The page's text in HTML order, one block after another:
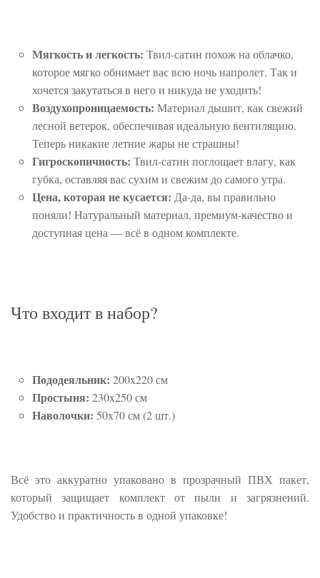
Мягкость и легкость: Твил-сатин похож на облачко,
которое мягко обнимает вас всю ночь напролет. Так и
хочется закутаться в него и никуда не уходить!
Воздухопроницаемость: Материал дышит, как свежий
лесной ветерок, обеспечивая идеальную вентиляцию.
Теперь никакие летние жары не страшны!
Гигроскопичность: Твил-сатин поглощает влагу, как
губка, оставляя вас сухим и свежим до самого утра.
Цена, которая не кусается: Да-да, вы правильно
поняли! Натуральный материал, премиум-качество и
доступная цена — всё в одном комплекте.
Что входит в набор?
Пододеяльник: 200x220 см
Простыня: 230x250 см
Наволочки: 50x70 см (2 шт.)
Всё это аккуратно упаковано в прозрачный ПВХ пакет,
который защищает комплект от пыли и загрязнений.
Удобство и практичность в одной упаковке!